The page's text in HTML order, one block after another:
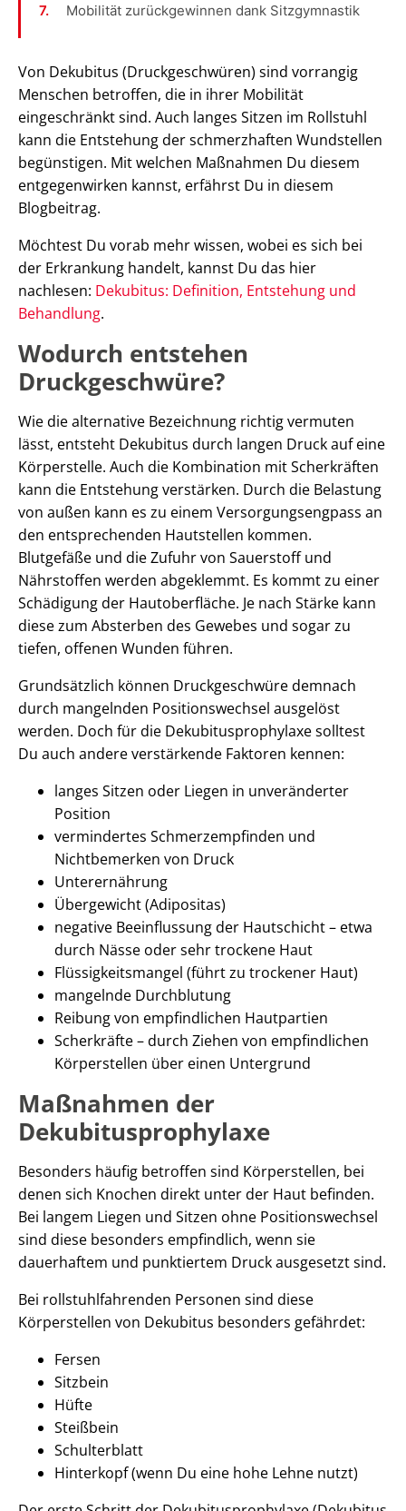
Mobilität zurückgewinnen dank Sitzgymnastik
Von Dekubitus (Druckgeschwüren) sind vorrangig
Menschen betroffen, die in ihrer Mobilität
eingeschränkt sind. Auch langes Sitzen im Rollstuhl
kann die Entstehung der schmerzhaften Wundstellen
begünstigen. Mit welchen Maßnahmen Du diesem
entgegenwirken kannst, erfährst Du in diesem
Blogbeitrag.
Möchtest Du vorab mehr wissen, wobei es sich bei
der Erkrankung handelt, kannst Du das hier
nachlesen: Dekubitus: Definition, Entstehung und
Behandlung.
Wodurch entstehen
Druckgeschwüre?
Wie die alternative Bezeichnung richtig vermuten
lässt, entsteht Dekubitus durch langen Druck auf eine
Körperstelle. Auch die Kombination mit Scherkräften
kann die Entstehung verstärken. Durch die Belastung
von außen kann es zu einem Versorgungsengpass an
den entsprechenden Hautstellen kommen.
Blutgefäße und die Zufuhr von Sauerstoff und
Nährstoffen werden abgeklemmt. Es kommt zu einer
Schädigung der Hautoberfläche. Je nach Stärke kann
diese zum Absterben des Gewebes und sogar zu
tiefen, offenen Wunden führen.
Grundsätzlich können Druckgeschwüre demnach
durch mangelnden Positionswechsel ausgelöst
werden. Doch für die Dekubitusprophylaxe solltest
Du auch andere verstärkende Faktoren kennen:
langes Sitzen oder Liegen in unveränderter
Position
vermindertes Schmerzempfinden und
Nichtbemerken von Druck
Unterernährung
Übergewicht (Adipositas)
negative Beeinflussung der Hautschicht – etwa
durch Nässe oder sehr trockene Haut
Flüssigkeitsmangel (führt zu trockener Haut)
mangelnde Durchblutung
Reibung von empfindlichen Hautpartien
Scherkräfte – durch Ziehen von empfindlichen
Körperstellen über einen Untergrund
Maßnahmen der
Dekubitusprophylaxe
Besonders häufig betroffen sind Körperstellen, bei
denen sich Knochen direkt unter der Haut befinden.
Bei langem Liegen und Sitzen ohne Positionswechsel
sind diese besonders empfindlich, wenn sie
dauerhaftem und punktiertem Druck ausgesetzt sind.
Bei rollstuhlfahrenden Personen sind diese
Körperstellen von Dekubitus besonders gefährdet:
Fersen
Sitzbein
Hüfte
Steißbein
Schulterblatt
Hinterkopf (wenn Du eine hohe Lehne nutzt)